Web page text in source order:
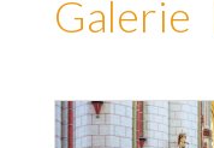
Galerie